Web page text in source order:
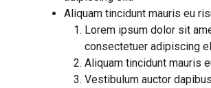
Aliquam tincidunt mauris eu
Lorem ipsum dolor sit
consectetuer adipiscing
Aliquam tincidunt mauris
Vestibulum auctor